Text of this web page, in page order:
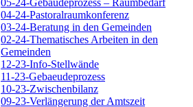
04-24-Pastoralraumkonferenz
03-24-Beratung in den Gemeinden
02-24-Thematisches Arbeiten in den
Gemeinden
12-23-Info-Stellwände
11-23-Gebaeudeprozess
10-23-Zwischenbilanz
09-23-Verlängerung der Amtszeit